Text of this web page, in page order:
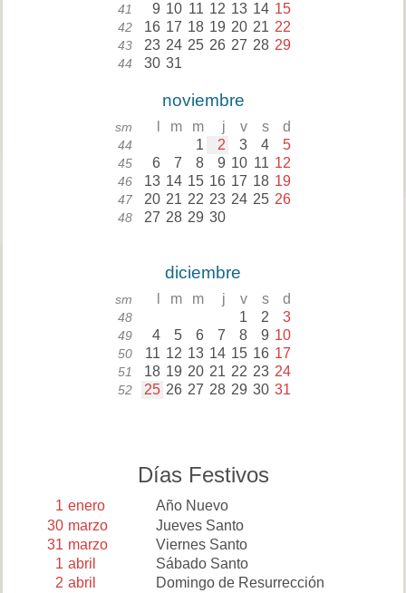
41 9 10 11 12 13 14 15
42 16 17 18 19 20 21 22
43 23 24 25 26 27 28 29
44 30 31
noviembre
sm m m j v s d
44 1 2 3 4 5
45 6 7 8 9 10 11 12
46 13 14 15 16 17 18 19
47 20 21 22 23 24 25 26
48 27 28 29 30
diciembre
sm m m j v s d
48 1 2 3
49 4 5 6 7 8 9 10
50 11 12 13 14 15 16 17
51 18 19 20 21 22 23 24
52 25 26 27 28 29 30 31
Días Festivos
1 enero
Año Nuevo
30 marzo
Jueves Santo
31 marzo
Viernes Santo
1 abril
Sábado Santo
2 abril
Domingo de Resurrección